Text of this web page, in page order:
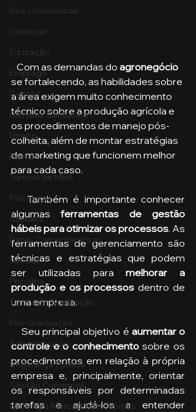
Sua comunidade
Começar
Educação
Emprego
Gestão
Ciências Contábeis
Direito
Bancos
Turmas de MBA
Psicologia
Cidades
Datas Comemorativas
Vendas
Pecuária
Turma de Graduação
Pós-Graduação
Administração
Segurança Publica
Gestão Comercial
Banking e Mercado de Capitais
   Com as demandas do
agronegócio
se fortalecendo, as habilidades sobre
a área exigem muito conhecimento
técnico sobre a produção agrícola e
os procedimentos de manejo pós-
colheita, além de montar estratégias
de marketing que funcionem melhor
para cada caso.
   Também é importante conhecer
algumas ferramentas de gestão
hábeis para otimizar os processos. As
ferramentas de gerenciamento são
técnicas e estratégias que podem
ser utilizadas para melhorar a
produção e os processos dentro de
uma empresa.
    Seu principal objetivo é
aumentar o
controle e o conhecimento sobre os
procedimentos em relação à própria
empresa e, principalmente, orientar
os responsáveis por determinadas
tarefas e ajudá-los a entender